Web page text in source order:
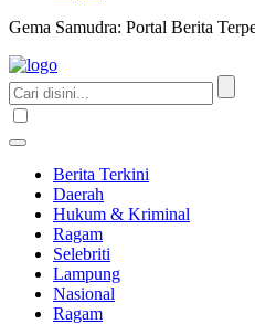
Gema Samudra: Portal Berita
Berita Terkini
Daerah
Hukum & Kriminal
Ragam
Selebriti
Lampung
Nasional
Ragam